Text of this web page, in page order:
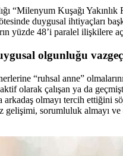
“Milenyum Kuşağı
duygusal ihtiyaçları
yüzde 48’i paralel ilişkilere
olgunluğu
“ruhsal anne”
olarak çalışan ya da
olmayı tercih ettiğini
gelişimi, sorumluluk almayı